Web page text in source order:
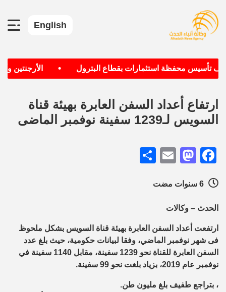
English
تأسيس محفظة استثمارات بقطاع البترول الأرجنتين
ارتفاع أعداد السفن العابرة بهيئة قناة
السويس لـ1239 سفينة نوفمبر الماضى
Facebook
Mastodon
Email
الحدث – وكالات
ارتفعت أعداد السفن العابرة بهيئة قناة السويس بشكل ملحوظ
فى شهر نوفمبر الماضي، وفقا لبيانات حكومية، حيث بلغ عدد
السفن العابرة للقناة نحو 1239 سفينة، مقابل 1140 سفينة في
نوفمبر عام 2019، بزياد بلغت نحو 99 سفينة.
، بتراجع طفيف بلغ مليون طن.